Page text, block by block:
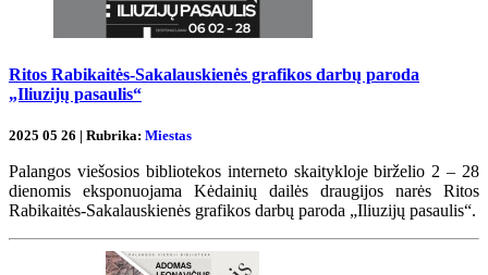
Ritos Rabikaitės-Sakalauskienės grafikos darbų paroda
„Iliuzijų pasaulis“
2025 05 26 | Rubrika: Miestas
Palangos viešosios bibliotekos interneto skaitykloje birželio 2 – 28
dienomis eksponuojama Kėdainių dailės draugijos narės Ritos
Rabikaitės-Sakalauskienės grafikos darbų paroda „Iliuzijų pasaulis“.